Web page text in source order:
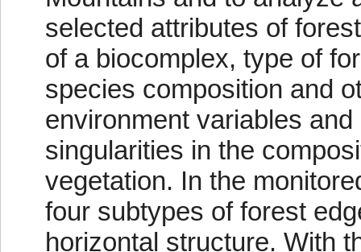
selected attributes of
of a biocomplex, type of
species composition and
environment variables
singularities in the
vegetation. In the
four subtypes of forest
horizontal structure. With